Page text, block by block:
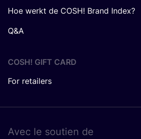
Hoe werkt de COSH! Brand Index?
Q&A
COSH! GIFT CARD
For retailers
Avec le sou­tien de